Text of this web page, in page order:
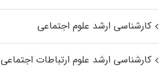
کارشناسی ارشد علوم اجتماعی
کارشناسی ارشد علوم ارتباطات اجتماعی